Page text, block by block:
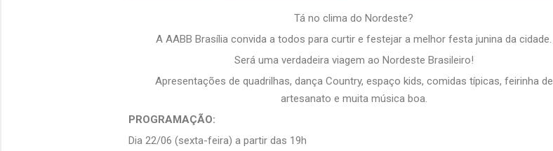
Tá no clima do Nordeste?
A AABB Brasília convida a todos para curtir e festejar a melhor festa junina da cidade.
Será uma verdadeira viagem ao Nordeste Brasileiro!
Apresentações de quadrilhas, dança Country, espaço kids, comidas típicas, feirinha de
artesanato e muita música boa.
PROGRAMAÇÃO:
Dia 22/06 (sexta-feira) a partir das 19h